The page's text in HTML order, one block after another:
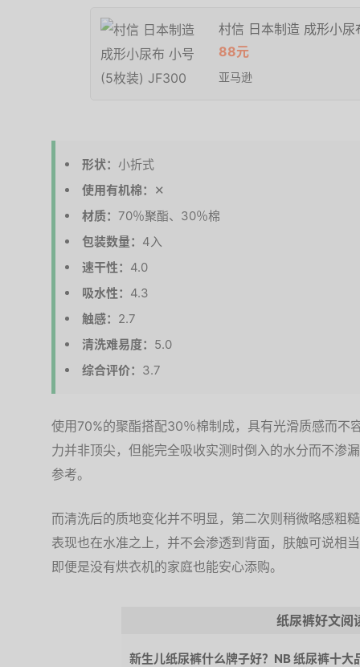
村信 日本制造 成形小
88元
亚马逊
形状： 小折式
使用有机棉：
✕
材质： 70％聚酯、30％棉
包装数量： 4入
速干性： 4.0
吸水性： 4.3
触感： 2.7
清洗难易度： 5.0
综合评价： 3.7
使用70%的聚酯搭配30％棉制成，具有光滑质感而不
力并非顶尖，但能完全吸收实测时倒入的水分而不渗
参考。
而清洗后的质地变化并不明显，第二次则稍微略感粗
表现也在水准之上，并不会渗透到背面，肤触可说相
即便是没有烘衣机的家庭也能安心添购。
纸尿裤好文阅
新生儿纸尿裤什么牌子好？NB 纸尿裤十大